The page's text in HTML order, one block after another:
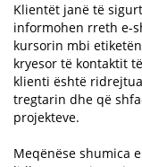
Klientët janë të
informohen rreth e-
kursorin mbi
kryesor të kontaktit
klienti është
tregtarin dhe që
projekteve.
Meqënëse shumica